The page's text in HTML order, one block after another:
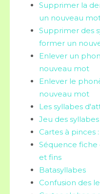
Supprimer la
un nouveau
Supprimer des
former un
Enlever un
nouveau mot
Enlever le
nouveau mot
Les syllabes
Jeu des
Cartes à pinces
Séquence fiche
et fins
Batasyllabes
Confusion des